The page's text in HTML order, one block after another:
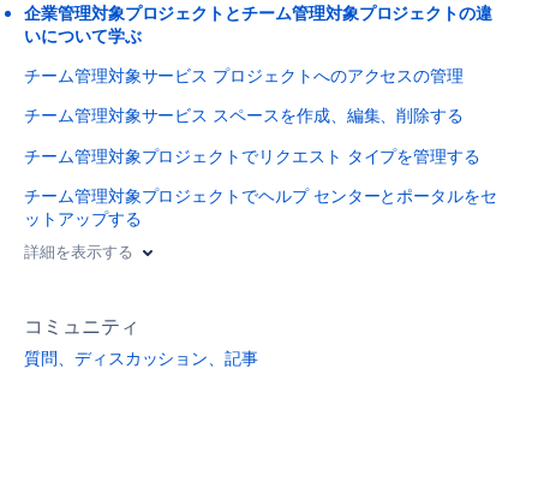
企業管理対象プロジェクトとチーム管理対象プロジェクトの違
いについて学ぶ
チーム管理対象サービス プロジェクトへのアクセスの管理
チーム管理対象サービス スペースを作成、編集、削除する
チーム管理対象プロジェクトでリクエスト タイプを管理する
チーム管理対象プロジェクトでヘルプ センターとポータルをセ
ットアップする
詳細を表示する
コミュニティ
質問、ディスカッション、記事